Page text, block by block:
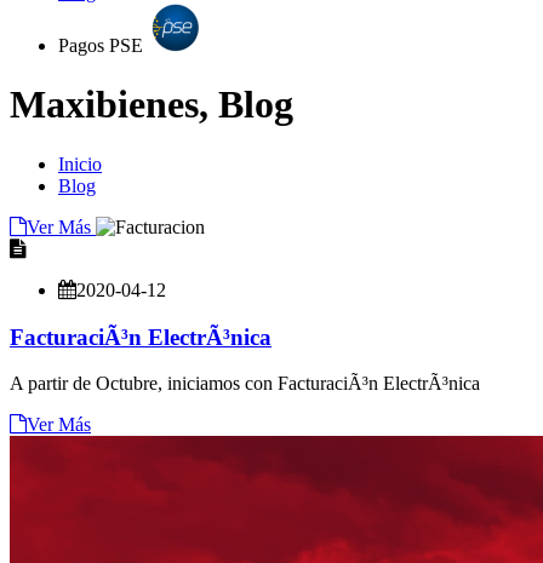
Pagos PSE
Maxibienes, Blog
Inicio
Blog
Ver Más
2020-04-12
FacturaciÃ³n ElectrÃ³nica
A partir de Octubre, iniciamos con FacturaciÃ³n ElectrÃ³nica
Ver Más